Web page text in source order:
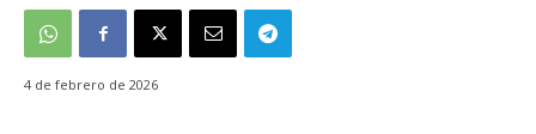
4 de febrero de 2026